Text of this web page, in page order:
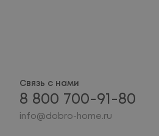
Связь с нами
8 800 700-91-80
info@dobro-home.ru